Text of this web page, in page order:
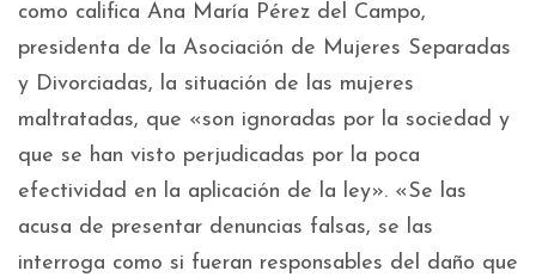
como califica Ana María Pérez del Campo,
presidenta de la Asociación de Mujeres Separadas
y Divorciadas, la situación de las mujeres
maltratadas, que «son ignoradas por la sociedad y
que se han visto perjudicadas por la poca
efectividad en la aplicación de la ley». «Se las
acusa de presentar denuncias falsas, se las
interroga como si fueran responsables del daño que